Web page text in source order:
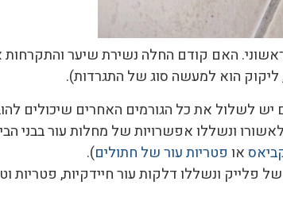
האם קודם החלה נשירת שיער
הוא למעשה סוג של התגרדות).
לשלול את כל הגורמים האחרים שיכולים
ונשללו אפשרויות של מחלות עור בבני
או פטריות עור של חתולים).
פלייק ונשללו דלקות עור חיידקיות, פטריות